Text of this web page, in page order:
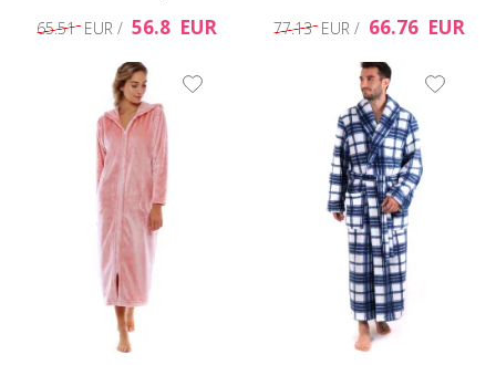
65.51 EUR / 56.8 EUR
77.13 EUR / 66.76 EUR